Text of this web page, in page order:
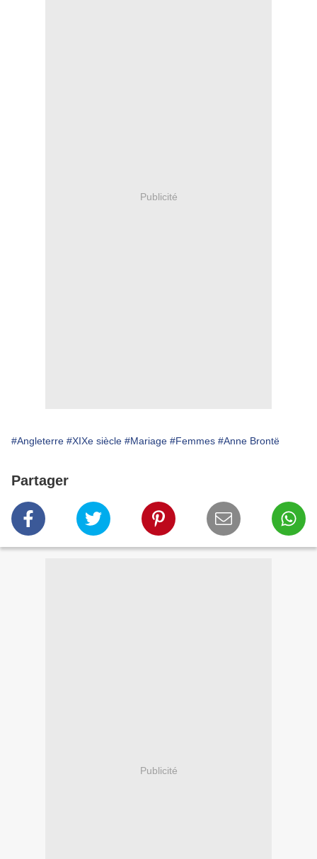
Publicité
#Angleterre #XIXe siècle #Mariage #Femmes #Anne Brontë
Partager
Publicité